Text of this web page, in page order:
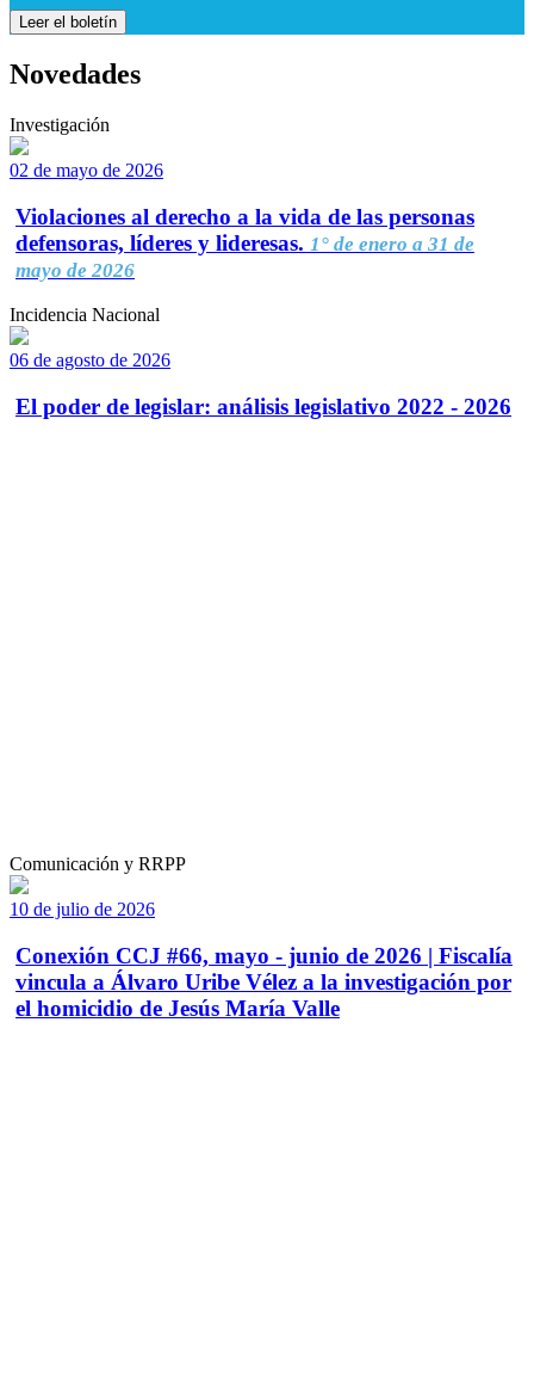
Leer el boletín
Novedades
Investigación
02 de mayo de 2026
Violaciones al derecho a la vida de las personas
defensoras, líderes y lideresas. 1° de enero a 31 de
mayo de 2026
Incidencia Nacional
06 de agosto de 2026
El poder de legislar: análisis legislativo 2022 - 2026
Comunicación y RRPP
10 de julio de 2026
Conexión CCJ #66, mayo - junio de 2026 | Fiscalía
vincula a Álvaro Uribe Vélez a la investigación por
el homicidio de Jesús María Valle